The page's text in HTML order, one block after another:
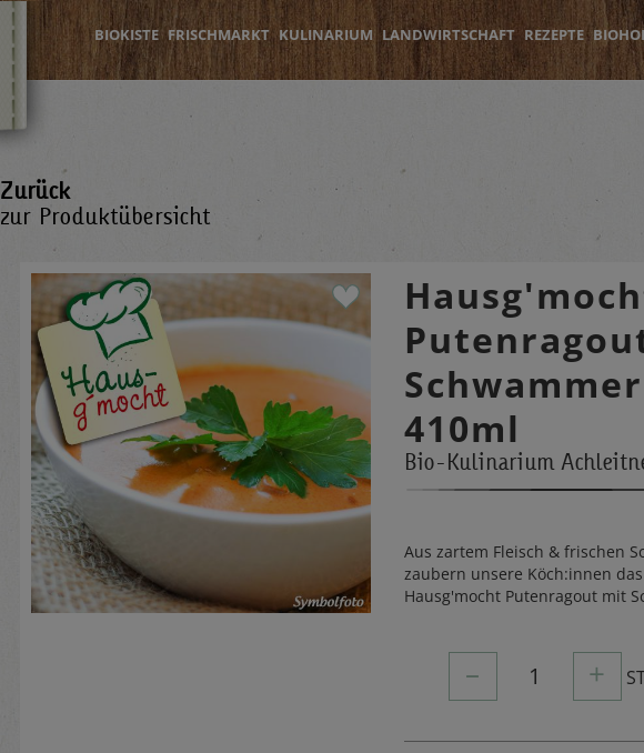
BIOKISTE FRISCHMARKT KULINARIUM LANDWIRTSCHAFT REZEPTE
Zurück
zur Produktübersicht
410ml
Bio-Kulinarium
Aus zartem Fleisch & frischen
zaubern unsere Köch:innen
Hausg'mocht Putenragout mit
– 1 +